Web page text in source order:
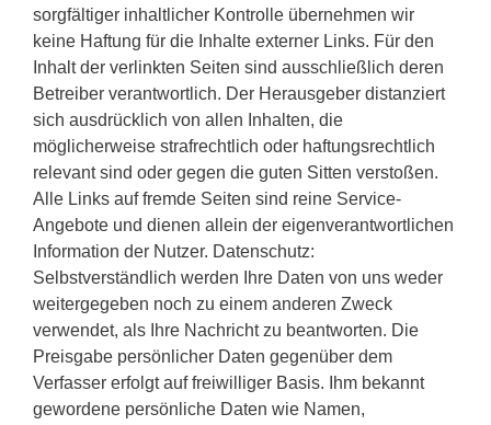
sorgfältiger inhaltlicher Kontrolle übernehmen wir
keine Haftung für die Inhalte externer Links. Für den
Inhalt der verlinkten Seiten sind ausschließlich deren
Betreiber verantwortlich. Der Herausgeber distanziert
sich ausdrücklich von allen Inhalten, die
möglicherweise strafrechtlich oder haftungsrechtlich
relevant sind oder gegen die guten Sitten verstoßen.
Alle Links auf fremde Seiten sind reine Service-
Angebote und dienen allein der eigenverantwortlichen
Information der Nutzer. Datenschutz:
Selbstverständlich werden Ihre Daten von uns weder
weitergegeben noch zu einem anderen Zweck
verwendet, als Ihre Nachricht zu beantworten. Die
Preisgabe persönlicher Daten gegenüber dem
Verfasser erfolgt auf freiwilliger Basis. Ihm bekannt
gewordene persönliche Daten wie Namen,